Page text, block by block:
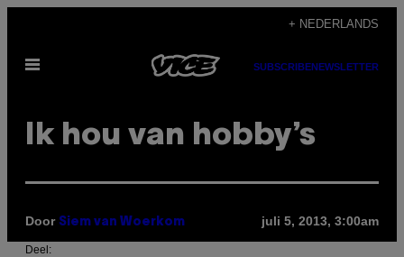
de
+ NEDERLANDS
Open
SUBSCRIBENEWSLETTER
Ik hou van hobby’s
Door Siem van Woerkom juli 5, 2013, 3:00am
Deel: